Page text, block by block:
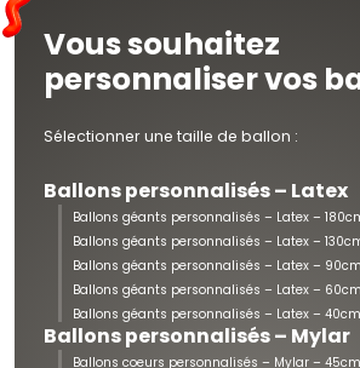
Vous souhaitez
personnaliser vos
Sélectionner une taille de ballon :
Ballons personnalisés – Latex
Ballons géants personnalisés – Latex –
Ballons géants personnalisés – Latex –
Ballons géants personnalisés – Latex – 90cm
Ballons géants personnalisés – Latex – 60cm
Ballons géants personnalisés – Latex – 40cm
Ballons personnalisés – Mylar
Ballons coeurs personnalisés – Mylar – 45cm